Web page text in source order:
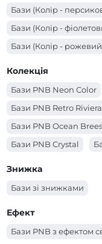
Бази (Колір -
Бази (Колір -
Бази (Колір -
Колекція
Бази PNB Neon Color
Бази PNB Retro Riviera
Бази PNB Ocean
Бази PNB Crystal
Знижка
Бази зі знижками
Ефект
Бази PNB з ефектом